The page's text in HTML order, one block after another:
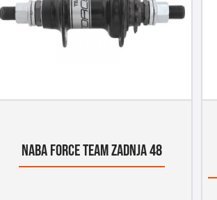
NABA FORCE TEAM ZADNJA 48